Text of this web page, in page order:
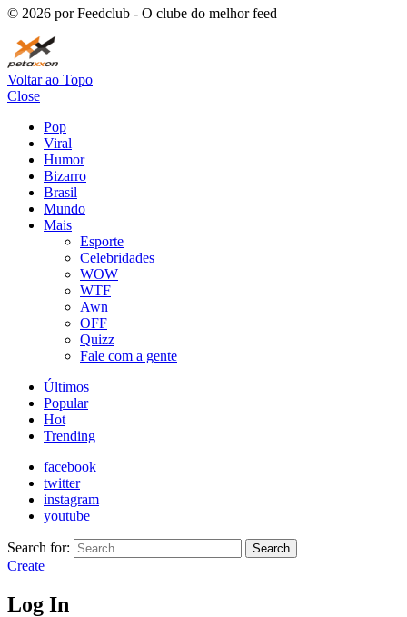
© 2026 por Feedclub - O clube do melhor feed
Voltar ao Topo
Close
Pop
Viral
Humor
Bizarro
Brasil
Mundo
Mais
Esporte
Celebridades
WOW
WTF
Awn
OFF
Quizz
Fale com a gente
Últimos
Popular
Hot
Trending
facebook
twitter
instagram
youtube
Search for: Search
Create
Log In